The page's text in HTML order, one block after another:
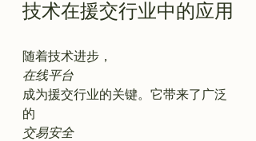
技术在援交行业中的应用
随着技术进步，
在线平台
成为援交行业的关键。它带来了广泛
的
交易安全